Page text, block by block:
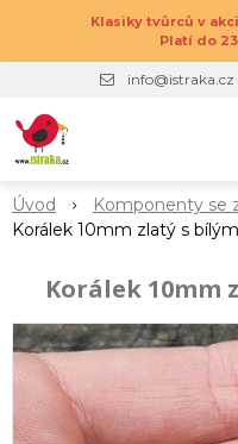
Klasiky tvůrců v
Platí do
info@istraka.cz
Úvod Komponenty se
Korálek 10mm zlatý s
Korálek 10mm